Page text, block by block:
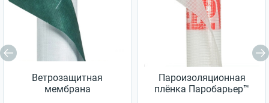
Ветрозащитная
мембрана
Пароизоляционная
плёнка Паробарьер™